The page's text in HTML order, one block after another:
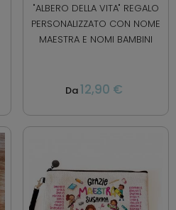
"ALBERO DELLA VITA" REGALO
PERSONALIZZATO CON NOME
MAESTRA E NOMI BAMBINI
Da12,90 €